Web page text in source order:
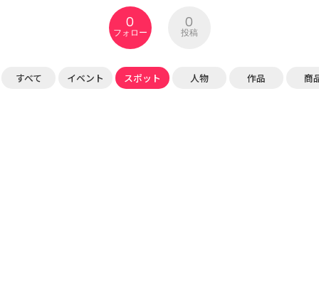
0
フォロー
0
投稿
すべて イベント スポット 人物 作品 商